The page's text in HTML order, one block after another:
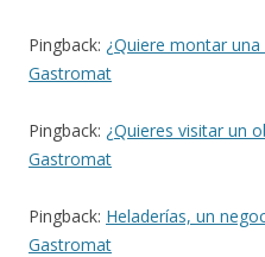
Pingback: ¿Quiere montar
Gastromat
Pingback: ¿Quieres visitar un
Gastromat
Pingback: Heladerías, un
Gastromat